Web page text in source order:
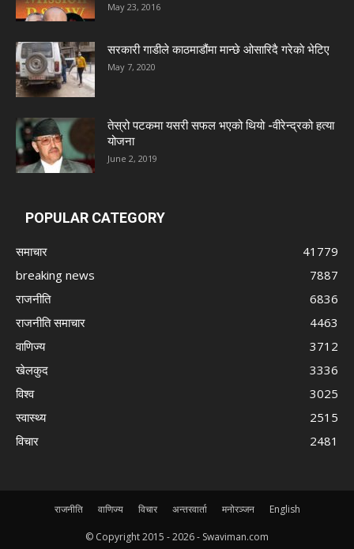
May 23, 2016
सरकारी गाडीले काठमाडौंमा मान्छे ओसारिदै गरेकाे भेटिए
May 7, 2020
तेस्रो पटकमा यसरी सफल भएको थियो -वीरेन्द्रको हत्या
योजना
June 2, 2019
POPULAR CATEGORY
समाचार
41779
breaking news
7887
राजनीति
6836
राजनीति समाचार
4463
वाणिज्य
3712
खेलकुद
3336
विश्व
3025
स्वास्थ्य
2515
विचार
2481
राजनीति वाणिज्य विचार अन्तरवार्ता मनोरञ्जन English
© Copyright 2015 -2026 - Swaviman.com